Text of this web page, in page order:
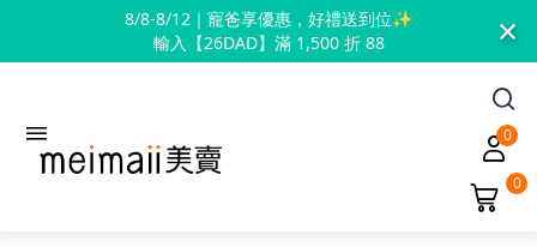
8/8-8/12｜寵爸享優惠，好禮送到位✨
輸入【26DAD】滿 1,500 折 88
×
0
0